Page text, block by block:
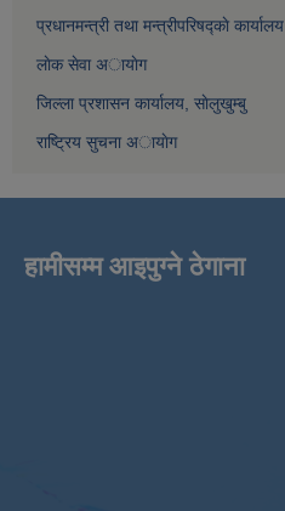
प्रधानमन्त्री तथा मन्त्रीपरिषद्काे कार्यालय
लाेक सेवा अायाेग
जिल्ला प्रशासन कार्यालय, साेलुखुम्बु
राष्ट्रिय सुचना अायाेग
हामीसम्म आइपुग्ने ठेगाना